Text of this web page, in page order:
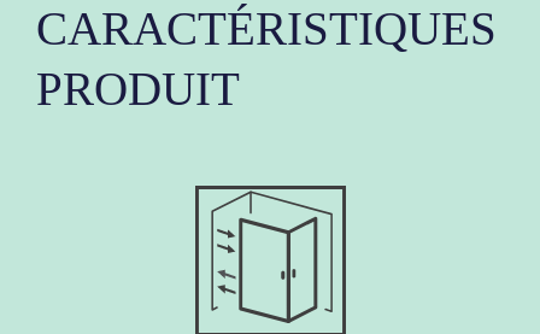
CARACTÉRISTIQUES
PRODUIT